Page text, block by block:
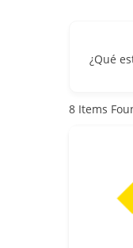
¿Qué
8 Items